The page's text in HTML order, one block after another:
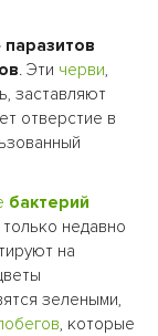
паразитов
. Эти черви,
заставляют
отверстие в
бактерий
недавно
на
зелеными,
, которые